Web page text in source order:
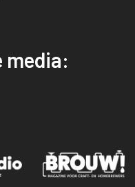
media: